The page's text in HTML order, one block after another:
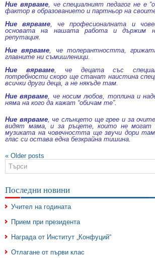
Ние вярваме, че специалният педагог не е
фактор в образованието и партньор на
Ние вярваме, че професионалната и
основата на нашата работа и държим
репутация.
Ние вярваме, че толерантността,
главните ни съмишленици.
Ние вярваме, че децата със
потребности скоро ще станат наистина
всички други деца, а не някъде там.
Ние вярваме, че носим любов, топлина и
няма на кого да кажат “обичам те”.
Ние вярваме, че слънцето ще грее и за
видят мама, и за ръцете, които не могат
музиката на човечността ще звучи дори
глас си остава една безкрайна тишина.
« Older posts
Последни новини
Учител на годината
Прием при президента
Награда от Институт „Конфуций“
Отлагане от първи клас